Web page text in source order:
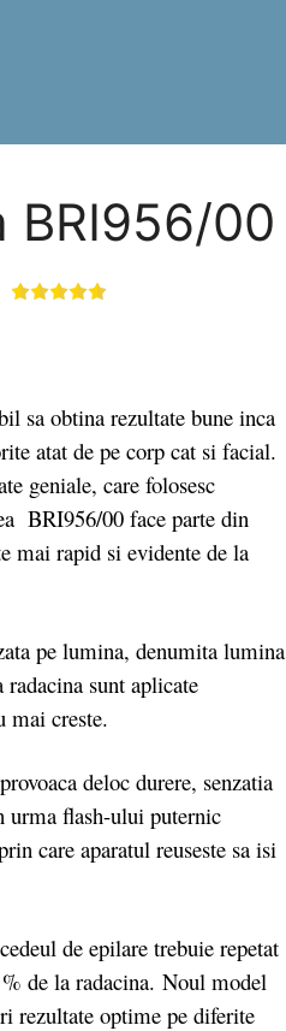
BRI956/00
obtina rezultate bune inca
atat de pe corp cat si facial.
geniale, care folosesc
BRI956/00 face parte din
mai rapid si evidente de la
pe lumina, denumita lumina
sunt aplicate
mai creste.
deloc durere, senzatia
urma flash-ului puternic
care aparatul reuseste sa isi
de epilare trebuie repetat
de la radacina. Noul model
rezultate optime pe diferite